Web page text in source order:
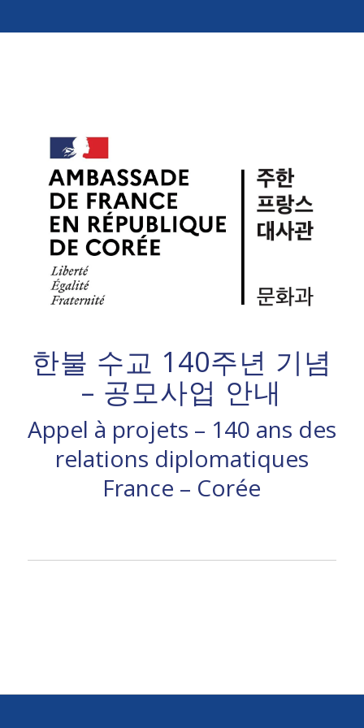
한불 수교 140주년 기념
– 공모사업 안내
Appel à projets – 140 ans des
relations diplomatiques
France – Corée